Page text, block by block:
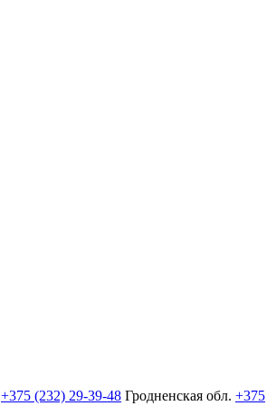
+375 (232) 29-39-48 Гродненская обл. +375